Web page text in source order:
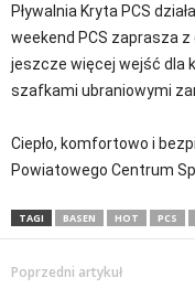
Pływalnia Kryta PCS
weekend PCS zaprasza
jeszcze więcej wejść dla
szafkami ubraniowymi
Ciepło, komfortowo i
Powiatowego Centrum
TAGI BASEN HOT PCS
Poprzedni artykuł